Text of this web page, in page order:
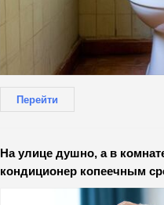
Перейти
На улице душно, а в
кондиционер копеечным